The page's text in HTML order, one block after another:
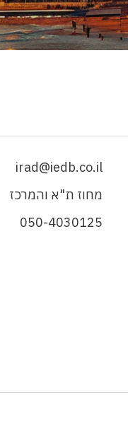
irad@iedb.co.il
מחוז ת"א והמרכז
050-4030125